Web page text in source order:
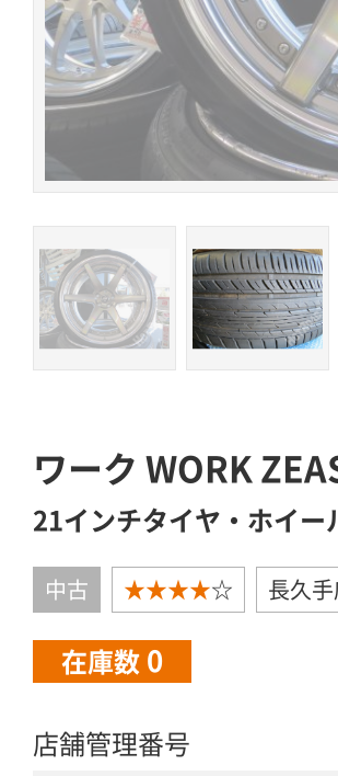
ワーク WORK
21インチタイヤ・ホイー
中古 ★★★★☆ 長久手
在庫数 0
店舗管理番号